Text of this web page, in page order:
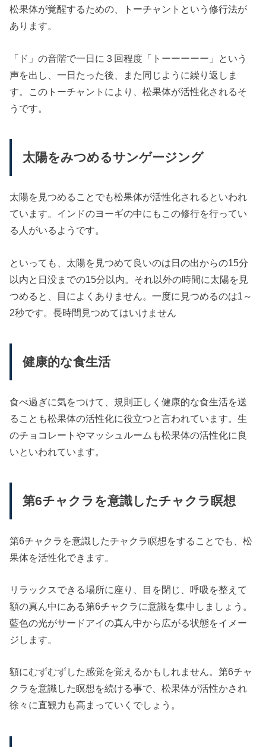
松果体が覚醒するための、トーチャントという修行法が
あります。
「ド」の音階で一日に３回程度「トーーーーー」という
声を出し、一日たった後、また同じように繰り返しま
す。このトーチャントにより、松果体が活性化されるそ
うです。
太陽をみつめるサンゲージング
太陽を見つめることでも松果体が活性化されるといわれ
ています。インドのヨーギの中にもこの修行を行ってい
る人がいるようです。
といっても、太陽を見つめて良いのは日の出からの15分
以内と日没までの15分以内。それ以外の時間に太陽を見
つめると、目によくありません。一度に見つめるのは1～
2秒です。長時間見つめてはいけません
健康的な食生活
食べ過ぎに気をつけて、規則正しく健康的な食生活を送
ることも松果体の活性化に役立つと言われています。生
のチョコレートやマッシュルームも松果体の活性化に良
いといわれています。
第6チャクラを意識したチャクラ瞑想
第6チャクラを意識したチャクラ瞑想をすることでも、松
果体を活性化できます。
リラックスできる場所に座り、目を閉じ、呼吸を整えて
額の真ん中にある第6チャクラに意識を集中しましょう。
藍色の光がサードアイの真ん中から広がる状態をイメー
ジします。
額にむずむずした感覚を覚えるかもしれません。第6チャ
クラを意識した瞑想を続ける事で、松果体が活性かされ
徐々に直観力も高まっていくでしょう。